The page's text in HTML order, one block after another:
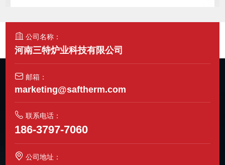
公司名称：
河南三特炉业科技有限公司
邮箱：
marketing@saftherm.com
联系电话：
186-3797-7060
公司地址：